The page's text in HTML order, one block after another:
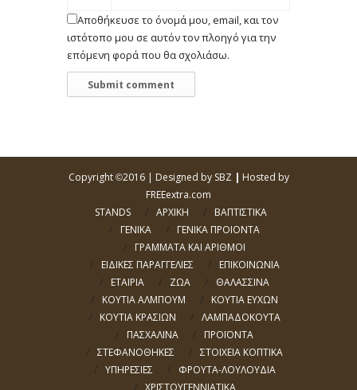
Αποθήκευσε το όνομά μου, email, και τον
ιστότοπο μου σε αυτόν τον πλοηγό για την
επόμενη φορά που θα σχολιάσω.
Copyright ©2016 | Designed by SBZ | Hosted by
FREEextra.com
STANDS
ΑΡΧΙΚΗ
ΒΑΠΤΙΣΤΙΚΑ
ΓΕΝΙΚΑ
ΓΕΝΙΚΑ ΠΡΟΙΟΝΤΑ
ΓΡΑΜΜΑΤΑ ΚΑΙ ΑΡΙΘΜΟΙ
ΕΙΔΙΚΕΣ ΠΑΡΑΓΓΕΛΙΕΣ
ΕΠΙΚΟΙΝΩΝΙΑ
ΕΤΑΙΡΙΑ
ΖΩΑ
ΘΑΛΑΣΣΙΝΑ
ΚΟΥΤΙΑ ΑΛΜΠΟΥΜ
ΚΟΥΤΙΑ ΕΥΧΩΝ
ΚΟΥΤΙΑ ΚΡΑΣΙΩΝ
ΛΑΜΠΑΔΟΚΟΥΤΑ
ΠΑΣΧΑΛΙΝΑ
ΠΡΟΪΟΝΤΑ
ΣΤΕΦΑΝΟΘΗΚΕΣ
ΣΤΟΙΧΕΙΑ ΚΟΠΤΙΚΑ
ΥΠΗΡΕΣΙΕΣ
ΦΡΟΥΤΑ-ΛΟΥΛΟΥΔΙΑ
ΧΡΙΣΤΟΥΓΕΝΝΙΑΤΙΚΑ